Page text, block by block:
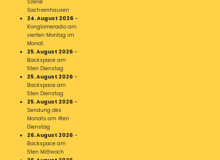
Szene
Sachsenhausen
24. August 2026 –
Konglomeradio am
vierten Montag im
Monat.
25. August 2026 –
Backspace am
5ten Dienstag
25. August 2026 –
Backspace am
5ten Dienstag
25. August 2026 –
Sendung des
Monats am 4ten
Dienstag
26. August 2026 –
Backspace am
5ten Mittwoch